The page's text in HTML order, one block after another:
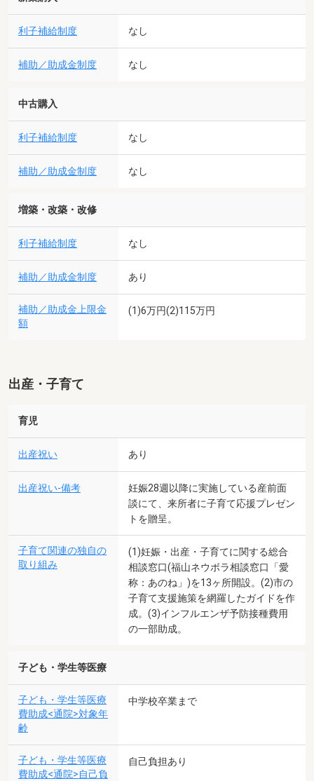
利子補給制度 なし
補助／助成金制度 なし
中古購入
利子補給制度 なし
補助／助成金制度 なし
増築・改築・改修
利子補給制度 なし
補助／助成金制度 あり
補助／助成金上限金
額
(1)6万円(2)115万円
出産・子育て
育児
出産祝い あり
出産祝い-備考
妊娠28週以降に実施している産前面
談にて、来所者に子育て応援プレゼン
トを贈呈。
子育て関連の独自の
取り組み
(1)妊娠・出産・子育てに関する総合
相談窓口(福山ネウボラ相談窓口「愛
称：あのね」)を13ヶ所開設。(2)市の
子育て支援施策を網羅したガイドを作
成。(3)インフルエンザ予防接種費用
の一部助成。
子ども・学生等医療
子ども・学生等医療
費助成<通院>対象年
齢
中学校卒業まで
子ども・学生等医療
費助成<通院>自己負
自己負担あり